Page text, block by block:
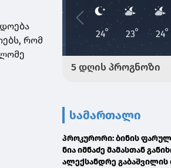
რომ
სამართალი
პროკურორი: ბინის ფარულ
ნია იმნაძე მამასთან
ალექსანდრე გაბაშვილის